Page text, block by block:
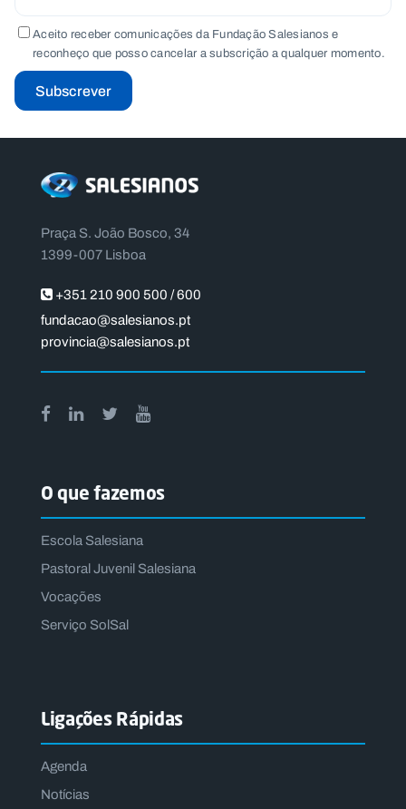
Aceito receber comunicações da Fundação Salesianos e
reconheço que posso cancelar a subscrição a qualquer momento.
Subscrever
Praça S. João Bosco, 34
1399-007 Lisboa
+351 210 900 500 / 600
fundacao@salesianos.pt
provincia@salesianos.pt
O que fazemos
Escola Salesiana
Pastoral Juvenil Salesiana
Vocações
Serviço SolSal
Ligações Rápidas
Agenda
Notícias